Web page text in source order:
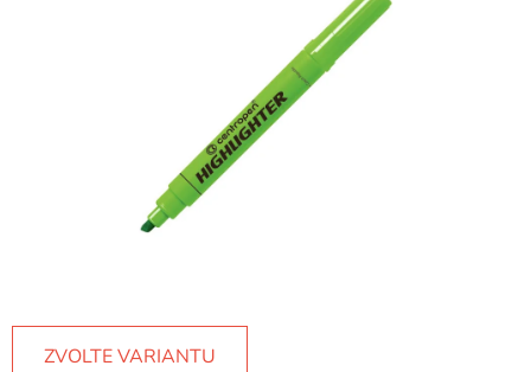
ZVOLTE VARIANTU